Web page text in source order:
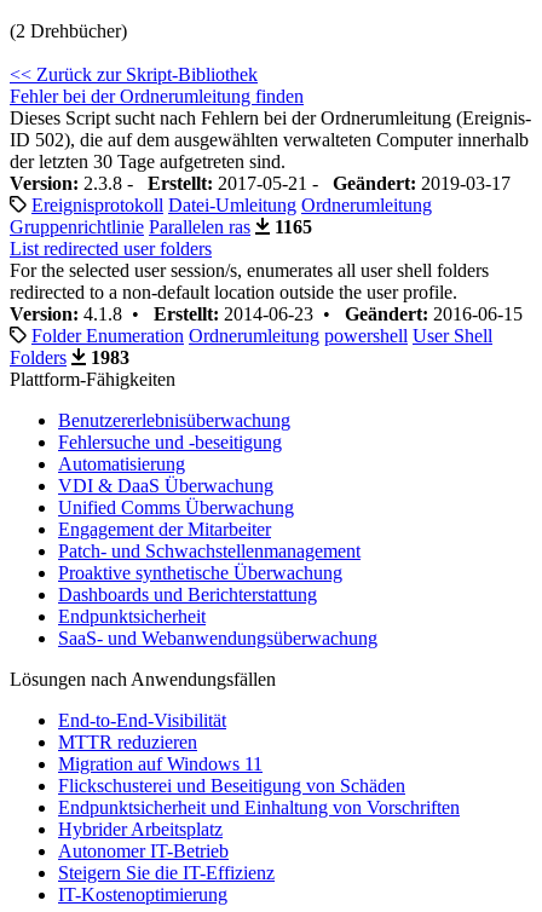
(2 Drehbücher)
<< Zurück zur Skript-Bibliothek
Fehler bei der Ordnerumleitung finden
Dieses Script sucht nach Fehlern bei der Ordnerumleitung (Ereignis-
ID 502), die auf dem ausgewählten verwalteten Computer innerhalb
der letzten 30 Tage aufgetreten sind.
Version: 2.3.8 - Erstellt: 2017-05-21 - Geändert: 2019-03-17
Ereignisprotokoll Datei-Umleitung Ordnerumleitung
Gruppenrichtlinie Parallelen ras
1165
List redirected user folders
For the selected user session/s, enumerates all user shell folders
redirected to a non-default location outside the user profile.
Version: 4.1.8 • Erstellt: 2014-06-23 • Geändert: 2016-06-15
Folder Enumeration Ordnerumleitung powershell User Shell
Folders
1983
Plattform-Fähigkeiten
Benutzererlebnisüberwachung
Fehlersuche und -beseitigung
Automatisierung
VDI & DaaS Überwachung
Unified Comms Überwachung
Engagement der Mitarbeiter
Patch- und Schwachstellenmanagement
Proaktive synthetische Überwachung
Dashboards und Berichterstattung
Endpunktsicherheit
SaaS- und Webanwendungsüberwachung
Lösungen nach Anwendungsfällen
End-to-End-Visibilität
MTTR reduzieren
Migration auf Windows 11
Flickschusterei und Beseitigung von Schäden
Endpunktsicherheit und Einhaltung von Vorschriften
Hybrider Arbeitsplatz
Autonomer IT-Betrieb
Steigern Sie die IT-Effizienz
IT-Kostenoptimierung